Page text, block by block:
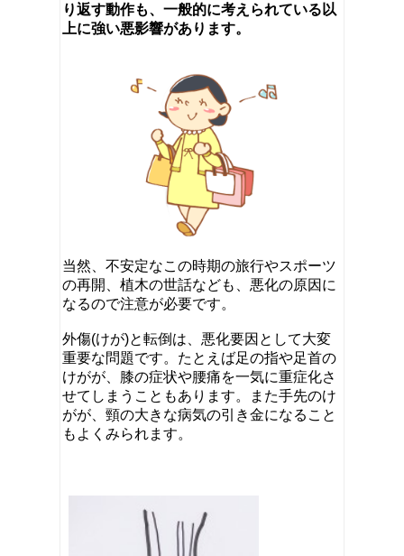
り返す動作も、 一般的に考えられている以
上に強い悪影響があります。
当然、不安定なこの時期の旅行やスポーツ
の再開、植木の世話なども、悪化の原因に
なるので注意が必要です。
外傷(けが)と転倒は、悪化要因として大変
重要な問題です。たとえば足の指や足首の
けがが、膝の症状や腰痛を一気に重症化さ
せてしまうこともあります。また手先のけ
がが、頸の大きな病気の引き金になること
もよくみられます。